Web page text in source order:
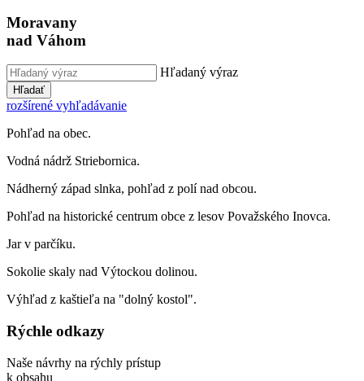
Moravany
nad Váhom
Hľadaný výraz
Hľadať
rozšírené vyhľadávanie
Pohľad na obec.
Vodná nádrž Striebornica.
Nádherný západ slnka, pohľad z polí nad obcou.
Pohľad na historické centrum obce z lesov Považského Inovca.
Jar v parčíku.
Sokolie skaly nad Výtockou dolinou.
Výhľad z kaštieľa na "dolný kostol".
Rýchle odkazy
Naše návrhy na rýchly prístup
k obsahu